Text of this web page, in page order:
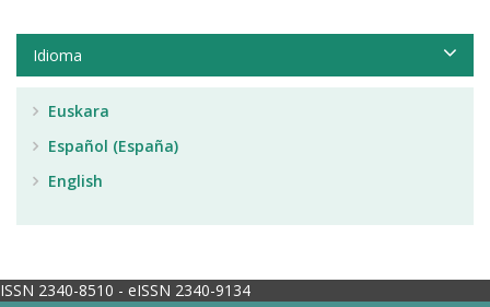
Idioma
Euskara
Español (España)
English
ISSN 2340-8510 - eISSN 2340-9134